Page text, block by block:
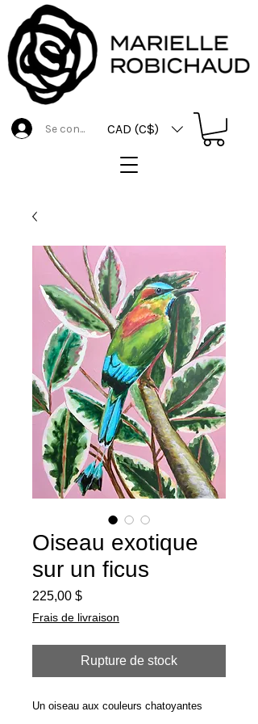
CAD (C$)
Se connecter
Oiseau exotique
sur un ficus
225,00 $Prix
Frais de livraison
Rupture de stock
Un oiseau aux couleurs chatoyantes